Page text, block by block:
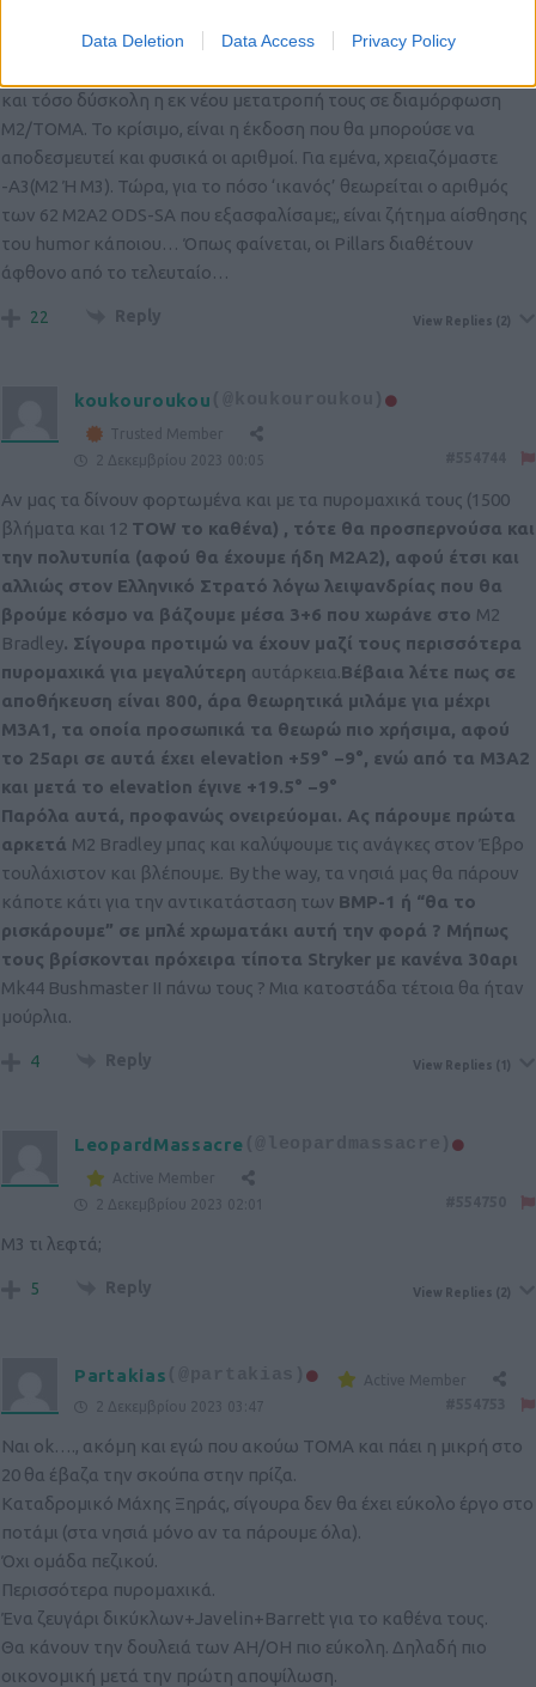
Data Deletion Data Access Privacy Policy
σχετικά σύντομα… Θα εξαρτηθεί από την Ουκρανική όπισθεν…
και τόσο δύσκολη η εκ νέου μετατροπή τους σε διαμόρφωση
Μ2/TOMA. Το κρίσιμο, είναι η έκδοση που θα μπορούσε να
αποδεσμευτεί και φυσικά οι αριθμοί. Για εμένα, χρειαζόμαστε
-Α3(Μ2 Ή Μ3). Τώρα, για το πόσο ‘ικανός’ θεωρείται ο αριθμός
των 62 M2A2 ODS-SA που εξασφαλίσαμε;, είναι ζήτημα αίσθησης
του humor κάποιου… Όπως φαίνεται, οι Pillars διαθέτουν
άφθονο από το τελευταίο…
22 Reply View Replies (2)
koukouroukou
Trusted Member
2 Δεκεμβρίου 2023 00:05
Αν μας τα δίνουν φορτωμένα και με τα πυρομαχικά τους (1500
βλήματα και 12 TOW το καθένα) , τότε θα προσπερνούσα και
την πολυτυπία (αφού θα έχουμε ήδη Μ2Α2), αφού έτσι και
αλλιώς στον Ελληνικό Στρατό λόγω λειψανδρίας που θα
βρούμε κόσμο να βάζουμε μέσα 3+6 που χωράνε στο M2
Bradley. Σίγουρα προτιμώ να έχουν μαζί τους περισσότερα
πυρομαχικά για μεγαλύτερη αυτάρκεια.Βέβαια λέτε πως σε
αποθήκευση είναι 800, άρα θεωρητικά μιλάμε για μέχρι
Μ3Α1, τα οποία προσωπικά τα θεωρώ πιο χρήσιμα, αφού
το 25αρι σε αυτά έχει elevation +59° −9°, ενώ από τα Μ3Α2
και μετά το elevation έγινε +19.5° −9°
Παρόλα αυτά, προφανώς ονειρεύομαι. Ας πάρουμε πρώτα
αρκετά M2 Bradley μπας και καλύψουμε τις ανάγκες στον Έβρο
τουλάχιστον και βλέπουμε. By the way, τα νησιά μας θα πάρουν
κάποτε κάτι για την αντικατάσταση των ΒΜΡ-1 ή “θα το
ρισκάρουμε” σε μπλέ χρωματάκι αυτή την φορά ? Μήπως
τους βρίσκονται πρόχειρα τίποτα Stryker με κανένα 30αρι
Mk44 Bushmaster II πάνω τους ? Μια κατοστάδα τέτοια θα ήταν
μούρλια.
4 Reply View Replies (1)
LeopardMassacre (@leopardmassacre)
Active Member
2 Δεκεμβρίου 2023 02:01
Μ3 τι λεφτά;
5 Reply View Replies (2)
Partakias
Active Member
2 Δεκεμβρίου 2023 03:47
Ναι ok…., ακόμη και εγώ που ακούω ΤΟΜΑ και πάει η μικρή στο
20 θα έβαζα την σκούπα στην πρίζα.
Καταδρομικό Μάχης Ξηράς, σίγουρα δεν θα έχει εύκολο έργο στο
ποτάμι (στα νησιά μόνο αν τα πάρουμε όλα).
Όχι ομάδα πεζικού.
Περισσότερα πυρομαχικά.
Ένα ζευγάρι δικύκλων+Javelin+Barrett για το καθένα τους.
Θα κάνουν την δουλειά των ΑΗ/ΟΗ πιο εύκολη. Δηλαδή πιο
οικονομική μετά την πρώτη αποψίλωση.